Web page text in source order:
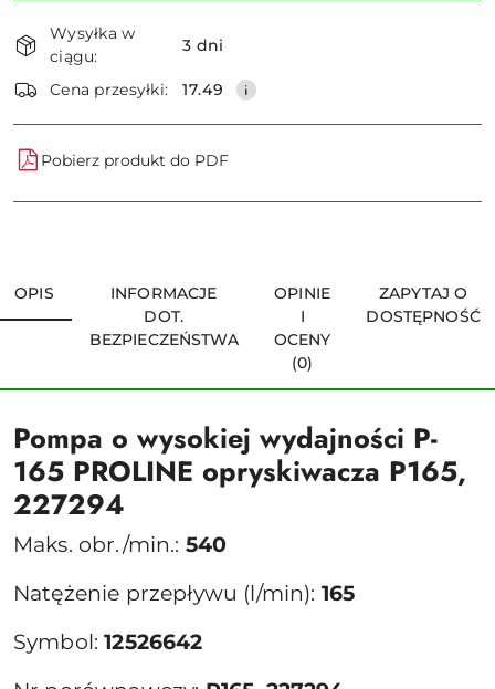
i
dostawa
Wysyłka w
ciągu:
3 dni
Cena przesyłki: 17.49
Pobierz produkt do PDF
OPIS
INFORMACJE
DOT.
BEZPIECZEŃSTWA
OPINIE
I
OCENY
(0)
ZAPYTAJ O
DOSTĘPNOŚĆ
Pompa o wysokiej wydajności P-
165 PROLINE opryskiwacza P165,
227294
Maks. obr./min.: 540
Natężenie przepływu (l/min): 165
Symbol:12526642